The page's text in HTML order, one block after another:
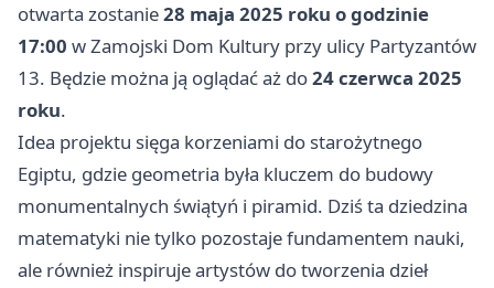
otwarta zostanie28 maja 2025 roku o godzinie
17:00 w Zamojski Dom Kultury przy ulicy Partyzantów
13. Będzie można ją oglądać aż do24 czerwca 2025
roku.
Idea projektu sięga korzeniami do starożytnego
Egiptu, gdzie geometria była kluczem do budowy
monumentalnych świątyń i piramid. Dziś ta dziedzina
matematyki nie tylko pozostaje fundamentem nauki,
ale również inspiruje artystów do tworzenia dzieł